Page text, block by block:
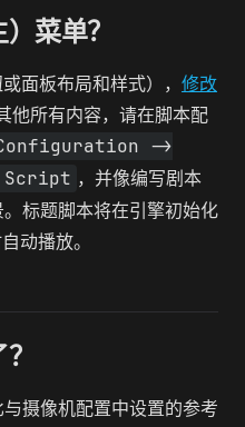
菜单？
面板布局和样式）， 修改
他所有内容，请在脚本配
->
，并像编写剧本
标题脚本将在引擎初始化
动播放。
摄像机配置中设置的参考